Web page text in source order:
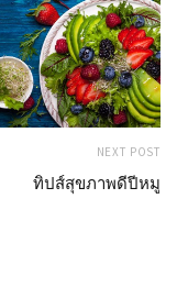
NEXT POST
ทิปส์สุขภาพดีปีหมู